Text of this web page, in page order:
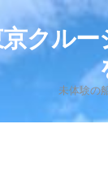
クル
未体験の